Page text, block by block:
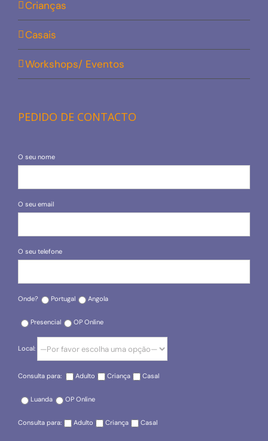
Crianças
Casais
Workshops/ Eventos
PEDIDO DE CONTACTO
O seu nome
O seu email
O seu telefone
Onde? Portugal Angola
Presencial OP Online
Local:
Consulta para: Adulto Criança Casal
Luanda OP Online
Consulta para: Adulto Criança Casal